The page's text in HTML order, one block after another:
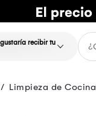
recibir tu
Limpieza de Cocina